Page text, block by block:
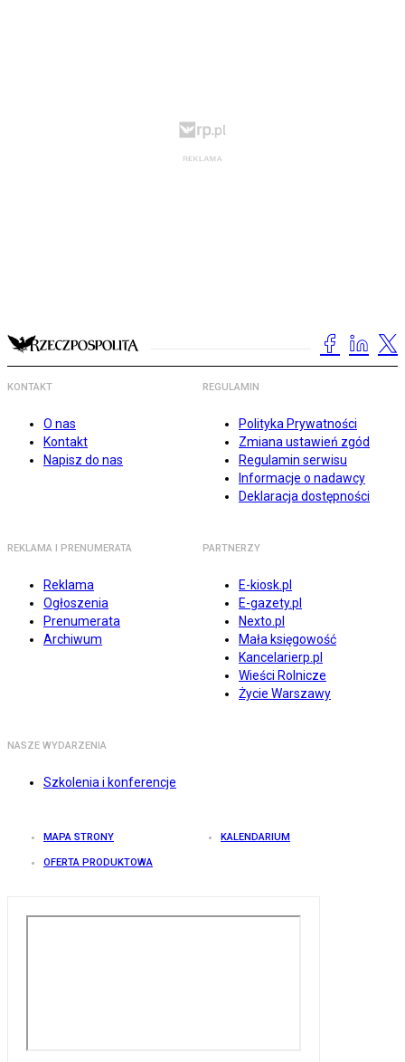
KONTAKT
O nas
Kontakt
Napisz do nas
REGULAMIN
Polityka Prywatności
Zmiana ustawień zgód
Regulamin serwisu
Informacje o nadawcy
Deklaracja dostępności
REKLAMA I PRENUMERATA
Reklama
Ogłoszenia
Prenumerata
Archiwum
PARTNERZY
E-kiosk.pl
E-gazety.pl
Nexto.pl
Mała księgowość
Kancelarierp.pl
Wieści Rolnicze
Życie Warszawy
NASZE WYDARZENIA
Szkolenia i konferencje
MAPA STRONY KALENDARIUM
OFERTA PRODUKTOWA